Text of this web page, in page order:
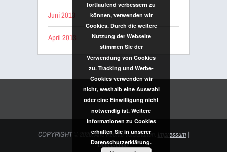
Juni 2013
April 2013
COPYRIGHT © 2026. Alle Rechte vorbehalten. Impressum |
Datenschutz
fortlaufend verbessern zu
können, verwenden wir
Cookies. Durch die weitere
Nutzung der Webseite
stimmen Sie der
Verwendung von Cookies
zu. Tracking und Werbe-
Cookies verwenden wir
nicht, weshalb eine Auswahl
oder eine Einwilligung nicht
notwendig ist. Weitere
Informationen zu Cookies
erhalten Sie in unserer
Datenschutzerklärung.